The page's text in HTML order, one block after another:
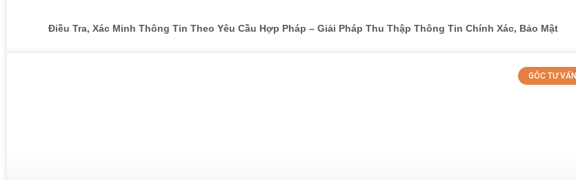
Điều Tra, Xác Minh Thông Tin Theo Yêu Cầu Hợp Pháp – Giải Pháp Thu Thập Thông Tin Chính Xác, Bảo Mật
GÓC TƯ VẤN